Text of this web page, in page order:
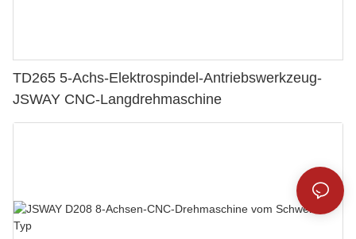
TD265 5-Achs-Elektrospindel-Antriebswerkzeug-
JSWAY CNC-Langdrehmaschine